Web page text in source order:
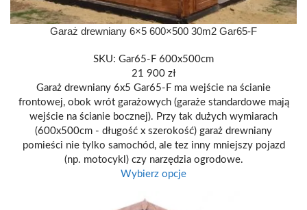
Garaż drewniany 6×5 600×500 30m2 Gar65-F
SKU: Gar65-F 600x500cm
21 900 zł
Garaż drewniany 6x5 Gar65-F ma wejście na ścianie
frontowej, obok wrót garażowych (garaże standardowe mają
wejście na ścianie bocznej). Przy tak dużych wymiarach
(600x500cm - długość x szerokość) garaż drewniany
pomieści nie tylko samochód, ale tez inny mniejszy pojazd
(np. motocykl) czy narzędzia ogrodowe.
Wybierz opcje